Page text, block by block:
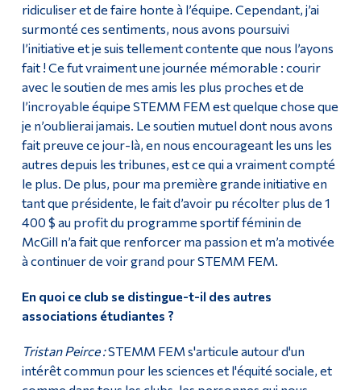
ridiculiser et de faire honte à l’équipe. Cependant, j’ai
surmonté ces sentiments, nous avons poursuivi
l’initiative et je suis tellement contente que nous l’ayons
fait ! Ce fut vraiment une journée mémorable : courir
avec le soutien de mes amis les plus proches et de
l’incroyable équipe STEMM FEM est quelque chose que
je n’oublierai jamais. Le soutien mutuel dont nous avons
fait preuve ce jour-là, en nous encourageant les uns les
autres depuis les tribunes, est ce qui a vraiment compté
le plus. De plus, pour ma première grande initiative en
tant que présidente, le fait d’avoir pu récolter plus de 1
400 $ au profit du programme sportif féminin de
McGill n’a fait que renforcer ma passion et m’a motivée
à continuer de voir grand pour STEMM FEM.
En quoi ce club se distingue-t-il des autres
associations étudiantes ?
Tristan Peirce :STEMM FEM s'articule autour d'un
intérêt commun pour les sciences et l'équité sociale, et